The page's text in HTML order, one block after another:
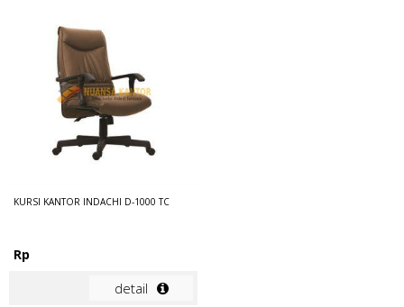
KURSI KANTOR INDACHI D-1000 TC
Rp
detail